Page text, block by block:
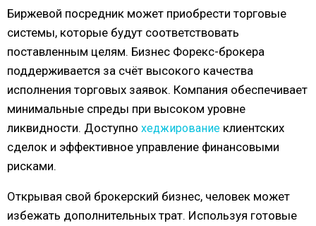
Биржевой посредник может приобрести торговые
системы, которые будут соответствовать
поставленным целям. Бизнес Форекс-брокера
поддерживается за счёт высокого качества
исполнения торговых заявок. Компания обеспечивает
минимальные спреды при высоком уровне
ликвидности. Доступно хеджирование клиентских
сделок и эффективное управление финансовыми
рисками.
Открывая свой брокерский бизнес, человек может
избежать дополнительных трат. Используя готовые